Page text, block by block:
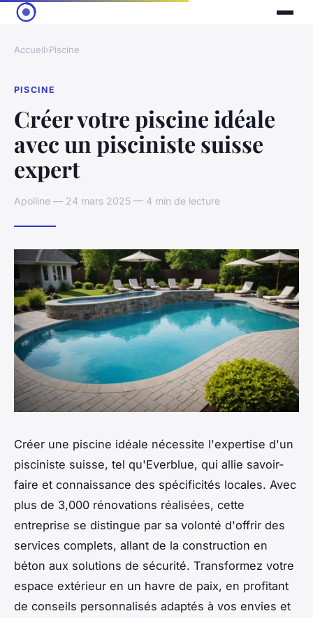
Accueil›Piscine
PISCINE
Créer votre piscine idéale
avec un pisciniste suisse
expert
Apolline — 24 mars 2025 — 4 min de lecture
Créer une piscine idéale nécessite l'expertise d'un
pisciniste suisse, tel qu'Everblue, qui allie savoir-
faire et connaissance des spécificités locales. Avec
plus de 3,000 rénovations réalisées, cette
entreprise se distingue par sa volonté d'offrir des
services complets, allant de la construction en
béton aux solutions de sécurité. Transformez votre
espace extérieur en un havre de paix, en profitant
de conseils personnalisés adaptés à vos envies et